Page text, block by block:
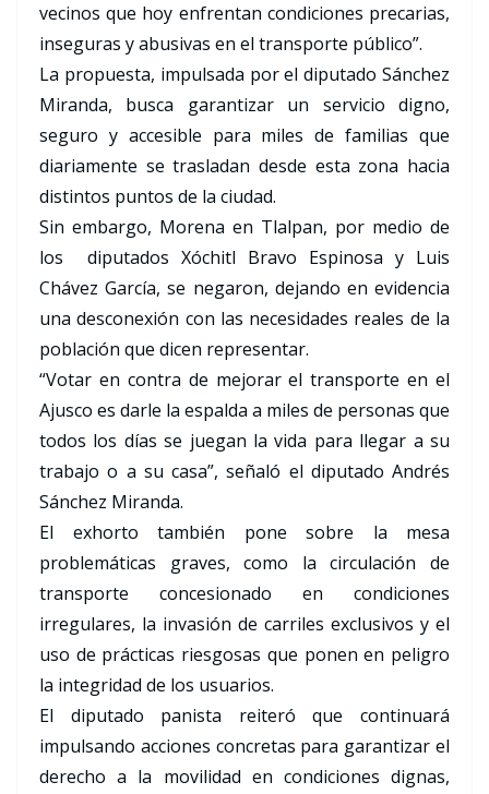
vecinos que hoy enfrentan condiciones precarias,
inseguras y abusivas en el transporte público”.
La propuesta, impulsada por el diputado Sánchez
Miranda, busca garantizar un servicio digno,
seguro y accesible para miles de familias que
diariamente se trasladan desde esta zona hacia
distintos puntos de la ciudad.
Sin embargo, Morena en Tlalpan, por medio de
los diputados Xóchitl Bravo Espinosa y Luis
Chávez García, se negaron, dejando en evidencia
una desconexión con las necesidades reales de la
población que dicen representar.
“Votar en contra de mejorar el transporte en el
Ajusco es darle la espalda a miles de personas que
todos los días se juegan la vida para llegar a su
trabajo o a su casa”, señaló el diputado Andrés
Sánchez Miranda.
El exhorto también pone sobre la mesa
problemáticas graves, como la circulación de
transporte concesionado en condiciones
irregulares, la invasión de carriles exclusivos y el
uso de prácticas riesgosas que ponen en peligro
la integridad de los usuarios.
El diputado panista reiteró que continuará
impulsando acciones concretas para garantizar el
derecho a la movilidad en condiciones dignas,